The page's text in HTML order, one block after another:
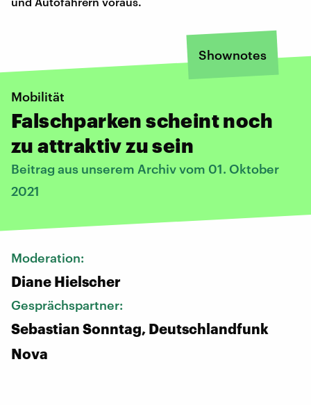
Shownotes
Mobilität
Falschparken scheint noch
zu attraktiv zu sein
Beitrag aus unserem Archiv vom 01. Oktober
2021
Moderation:
Diane Hielscher
Gesprächspartner:
Sebastian Sonntag, Deutschlandfunk
Nova